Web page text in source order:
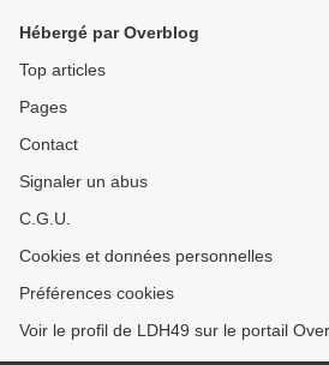
Hébergé par Overblog
Top articles
Pages
Contact
Signaler un abus
C.G.U.
Cookies et données personnelles
Préférences cookies
Voir le profil de LDH49 sur le portail